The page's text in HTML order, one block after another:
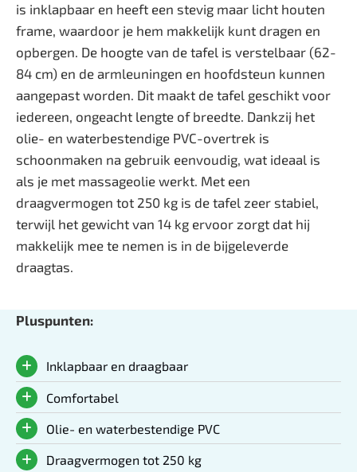
is inklapbaar en heeft een stevig maar licht houten
frame, waardoor je hem makkelijk kunt dragen en
opbergen. De hoogte van de tafel is verstelbaar (62-
84 cm) en de armleuningen en hoofdsteun kunnen
aangepast worden. Dit maakt de tafel geschikt voor
iedereen, ongeacht lengte of breedte. Dankzij het
olie- en waterbestendige PVC-overtrek is
schoonmaken na gebruik eenvoudig, wat ideaal is
als je met massageolie werkt. Met een
draagvermogen tot 250 kg is de tafel zeer stabiel,
terwijl het gewicht van 14 kg ervoor zorgt dat hij
makkelijk mee te nemen is in de bijgeleverde
draagtas.
Pluspunten:
Inklapbaar en draagbaar
Comfortabel
Olie- en waterbestendige PVC
Draagvermogen tot 250 kg